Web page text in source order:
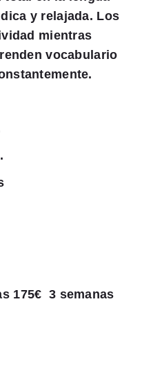
y relajada. Los
mientras
vocabulario
175€ 3 semanas